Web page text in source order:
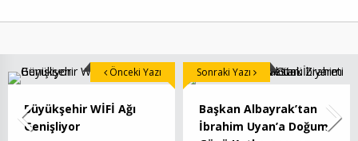
Büyükşehir WİFİ Ağı
Genişliyor
Önceki Yazı
Başkan Albayrak’tan
İbrahim Uyan’a Doğum
Sonraki Yazı